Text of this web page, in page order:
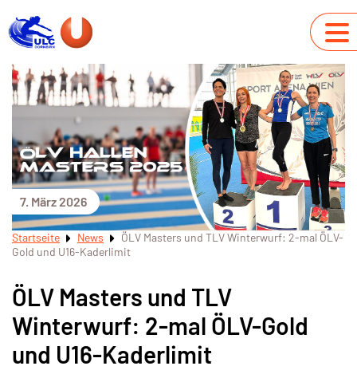
7. März 2026
Startseite News
ÖLV Masters und TLV Winterwurf: 2-mal ÖLV-
Gold und U16-Kaderlimit
ÖLV Masters und TLV
Winterwurf: 2-mal ÖLV-Gold
und U16-Kaderlimit